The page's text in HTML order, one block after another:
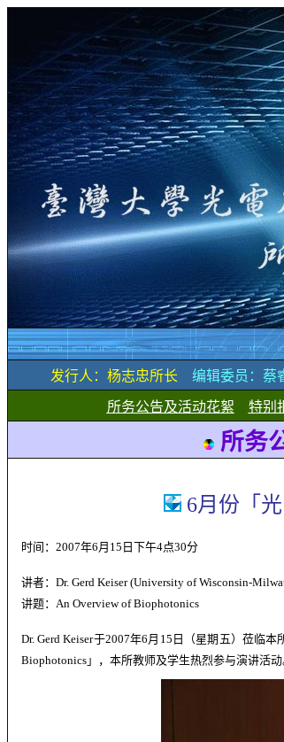
发行人：杨志忠所长 编辑委员：蔡
所务公告及活动花絮 特别
所务
6月份「
时间： 2007年6月 15 日下午4点30分
讲者： Dr. Gerd Keiser(University of Wisconsin-
讲题： An Overview of Biophotonics
Dr. Gerd Keiser于2007年6月 15 日（星期五）莅临本
Biophotonics 」，本所教师及学生热烈参与演讲活动